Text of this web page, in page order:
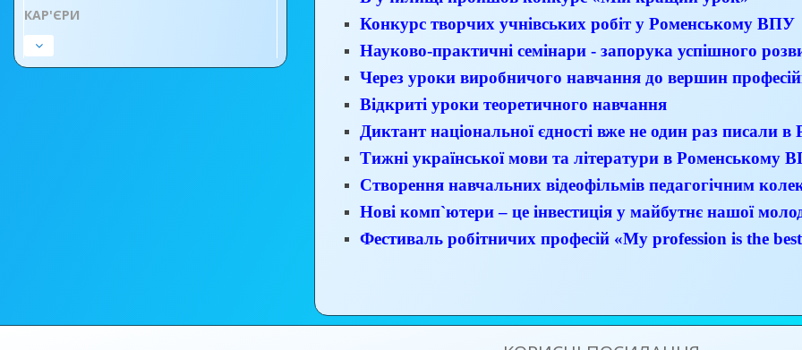
КАР'ЄРИ
Конкурс творчих учнівських робіт у Роменському ВПУ
Науково-практичні семінари - запорука успішного
Через уроки виробничого навчання до вершин
Відкриті уроки теоретичного навчання
Диктант національної єдності вже не один раз писали
Тижні української мови та літератури в Роменському
Створення навчальних відеофільмів педагогічним
Нові комп`ютери – це інвестиція у майбутнє нашої
Фестиваль робітничих професій «My profession is the